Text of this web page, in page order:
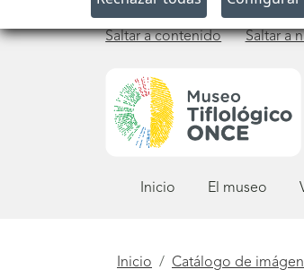
Saltar a contenido Saltar a
Inicio El museo
Está
Inicio Catálogo de